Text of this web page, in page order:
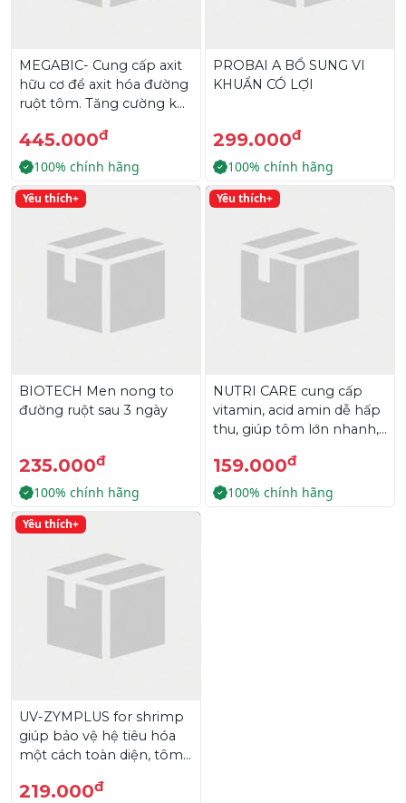
MEGABIC- Cung cấp axit
hữu cơ để axit hóa đường
ruột tôm. Tăng cường khả
445.000đ
100% chính hãng
PROBAI A BỔ SUNG VI
KHUẨN CÓ LỢI
299.000đ
100% chính hãng
Yêu thích+
BIOTECH Men nong to
đường ruột sau 3 ngày
235.000đ
100% chính hãng
Yêu thích+
NUTRI CARE cung cấp
vitamin, acid amin dễ hấp
thu, giúp tôm lớn nhanh,
sắc bóng đẹp, tăng chất
lượng thương phẩm.
159.000đ
100% chính hãng
Yêu thích+
UV-ZYMPLUS for shrimp
giúp bảo vệ hệ tiêu hóa
một cách toàn diện, tôm
219.000đ